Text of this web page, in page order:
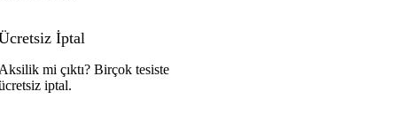
İptal
mi çıktı? Birçok tesiste
iptal.